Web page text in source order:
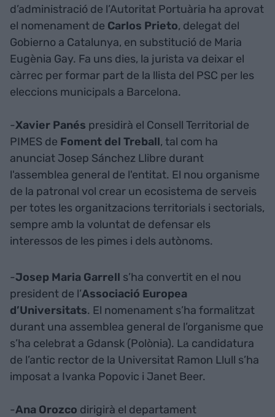
d’administració de l’Autoritat Portuària ha aprovat
el nomenament de Carlos Prieto, delegat del
Gobierno a Catalunya, en substitució de Maria
Eugènia Gay. Fa uns dies, la jurista va deixar el
càrrec per formar part de la llista del PSC per les
eleccions municipals a Barcelona.
-Xavier Panés presidirà el Consell Territorial de
PIMES de Foment del Treball, tal com ha
anunciat Josep Sánchez Llibre durant
l'assemblea general de l'entitat. El nou organisme
de la patronal vol crear un ecosistema de serveis
per totes les organitzacions territorials i sectorials,
sempre amb la voluntat de defensar els
interessos de les pimes i dels autònoms.
-Josep Maria Garrell s’ha convertit en el nou
president de l’Associació Europea
d’Universitats. El nomenament s’ha formalitzat
durant una assemblea general de l’organisme que
s’ha celebrat a Gdansk (Polònia). La candidatura
de l’antic rector de la Universitat Ramon Llull s’ha
imposat a Ivanka Popovic i Janet Beer.
-Ana Orozco dirigirà el departament